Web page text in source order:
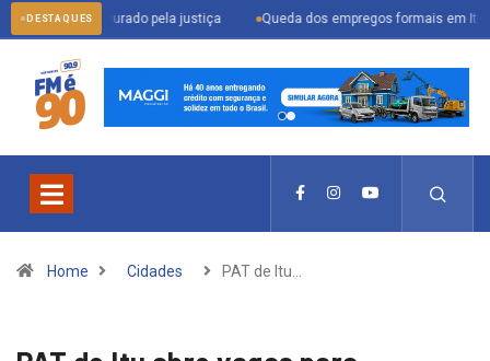
DESTAQUES
procurado pela justiça Queda dos empregos formais em Itu reflete
Home Cidades PAT de Itu…